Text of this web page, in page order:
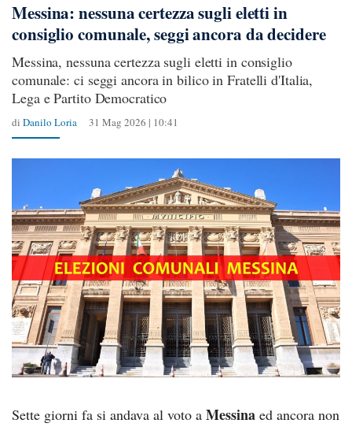
Messina: nessuna certezza sugli eletti in
consiglio comunale, seggi ancora da decidere
Messina, nessuna certezza sugli eletti in consiglio
comunale: ci seggi ancora in bilico in Fratelli d'Italia,
Lega e Partito Democratico
di Danilo Loria 31 Mag 2026 | 10:41
Sette giorni fa si andava al voto a Messina ed ancora non